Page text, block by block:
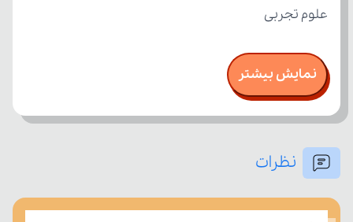
علوم تجربی
نمایش بیشتر
نظرات